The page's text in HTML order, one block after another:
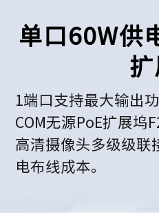
单口60W供
1端口支持最大输出
COM无源PoE扩展坞
高清摄像头多级级联
电布线成本。